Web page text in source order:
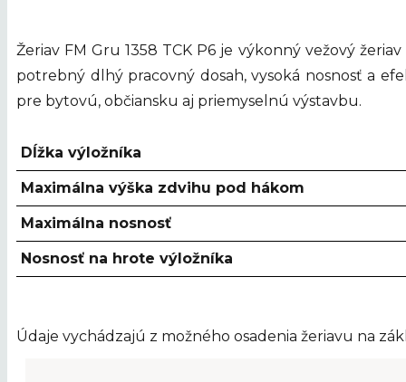
Žeriav FM Gru 1358 TCK P6 je výkonný vežový
potrebný dlhý pracovný dosah, vysoká nosnosť a
pre bytovú, občiansku aj priemyselnú výstavbu.
Dĺžka výložníka
Maximálna výška zdvihu pod hákom
Maximálna nosnosť
Nosnosť na hrote výložníka
Údaje vychádzajú z možného osadenia žeriavu na